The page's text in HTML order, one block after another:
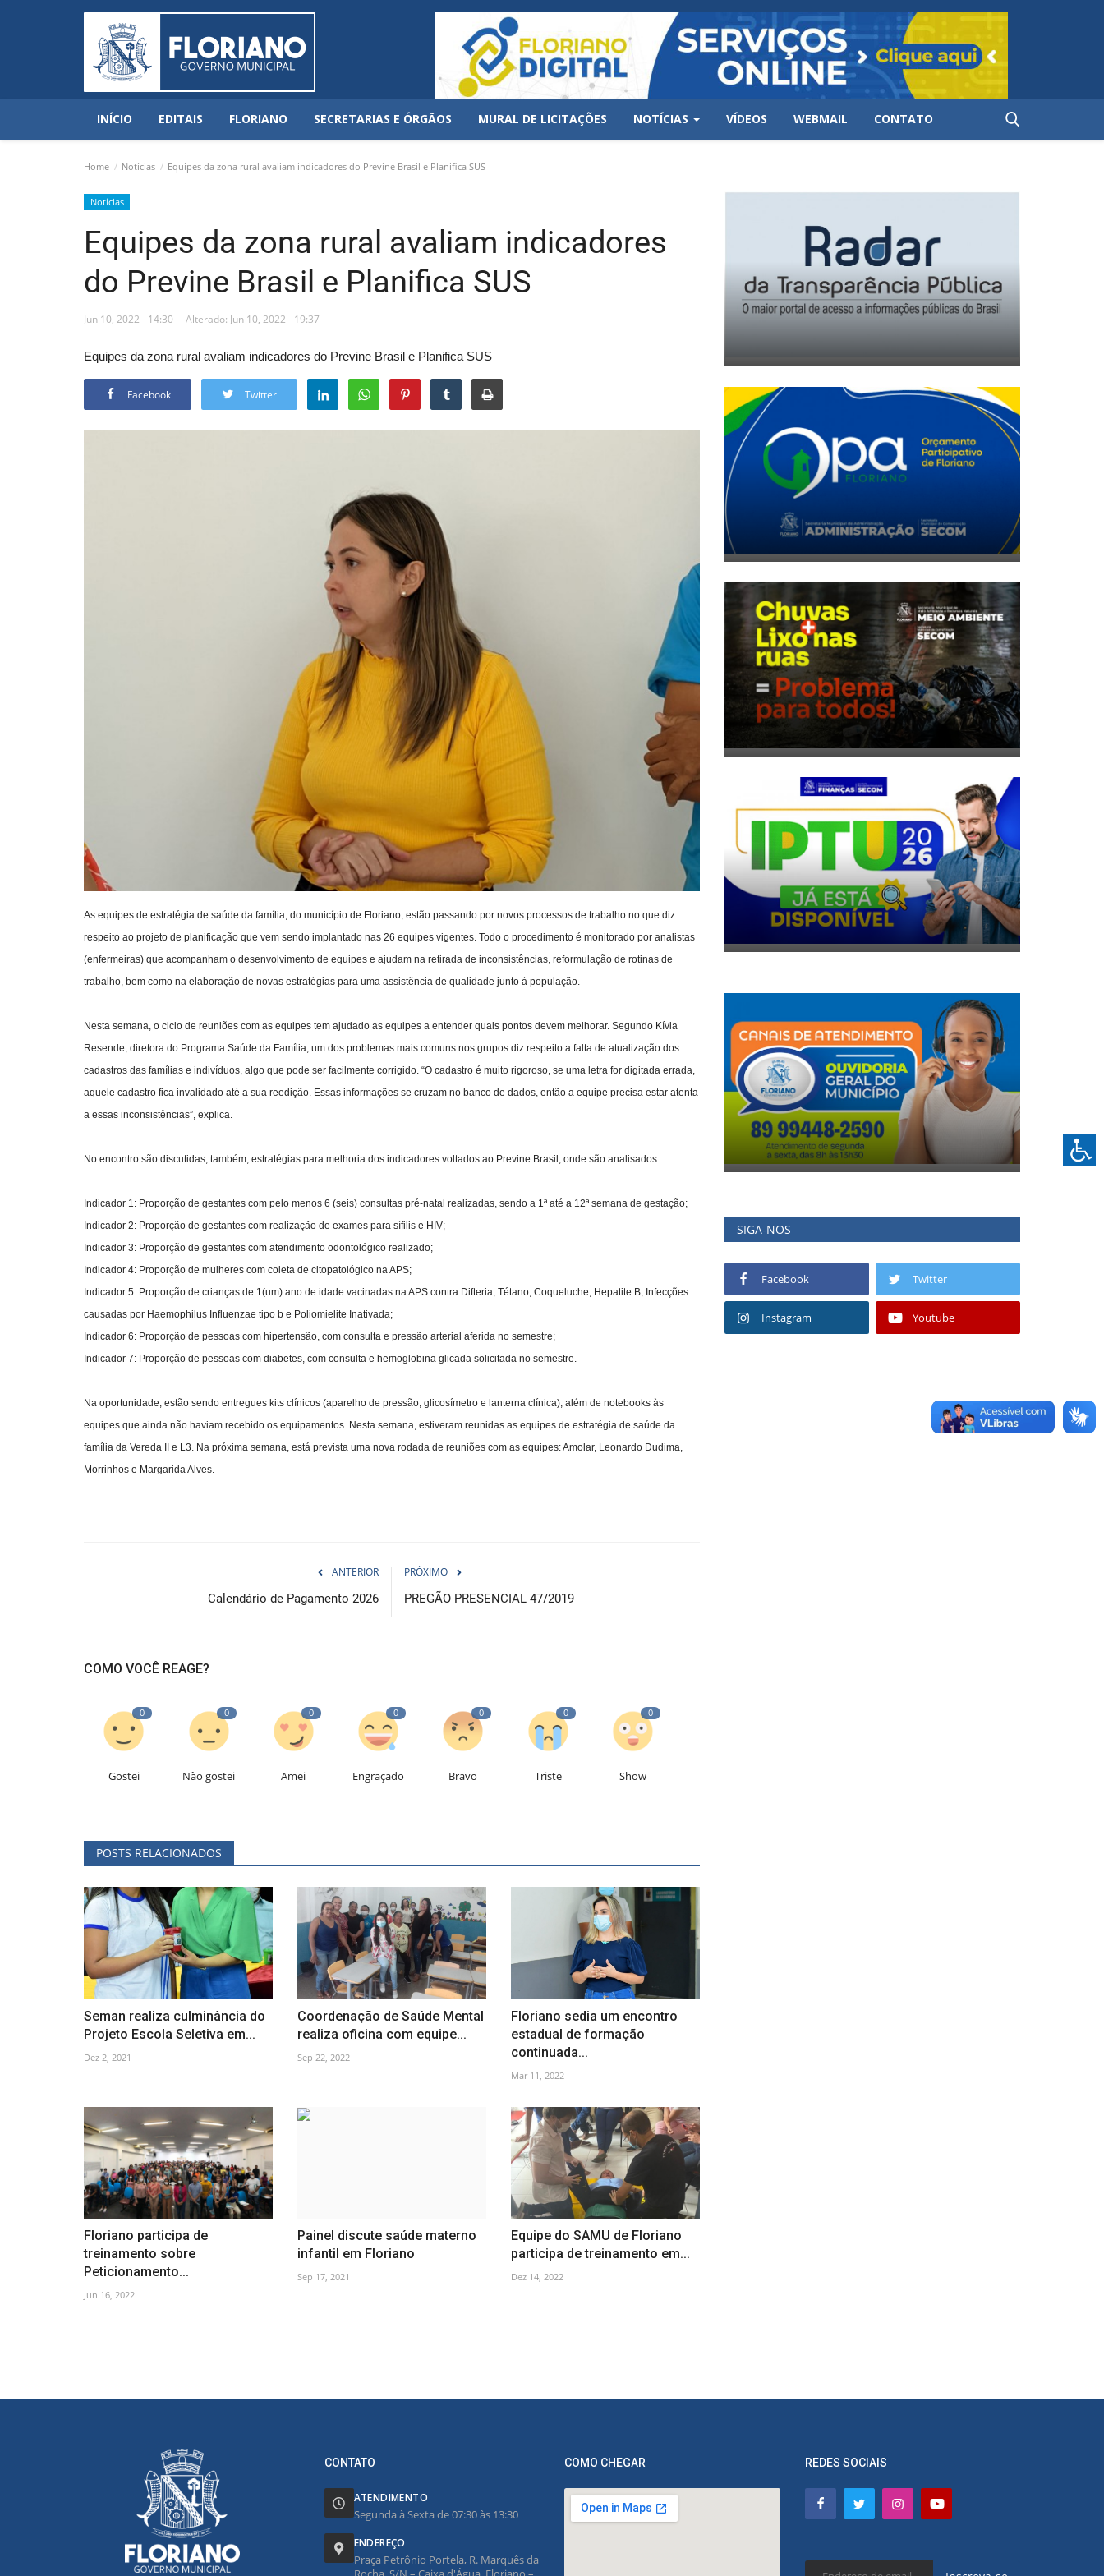
INÍCIO EDITAIS FLORIANO SECRETARIAS E ÓRGÃOS MURAL DE LICITAÇÕES NOTÍCIAS VÍDEOS WEBMAIL CONTATO
Home Notícias Equipes da zona rural avaliam indicadores do Previne Brasil e Planifica SUS
Notícias
Equipes da zona rural avaliam indicadores
do Previne Brasil e Planifica SUS
Jun 10, 2022 - 14:30 Alterado: Jun 10, 2022 - 19:37
Equipes da zona rural avaliam indicadores do Previne Brasil e Planifica SUS
Facebook Twitter
As equipes de estratégia de saúde da família, do município de Floriano, estão passando por novos processos de trabalho no que diz
respeito ao projeto de planificação que vem sendo implantado nas 26 equipes vigentes. Todo o procedimento é monitorado por analistas
(enfermeiras) que acompanham o desenvolvimento de equipes e ajudam na retirada de inconsistências, reformulação de rotinas de
trabalho, bem como na elaboração de novas estratégias para uma assistência de qualidade junto à população.
Nesta semana, o ciclo de reuniões com as equipes tem ajudado as equipes a entender quais pontos devem melhorar. Segundo Kívia
Resende, diretora do Programa Saúde da Família, um dos problemas mais comuns nos grupos diz respeito a falta de atualização dos
cadastros das famílias e indivíduos, algo que pode ser facilmente corrigido. “O cadastro é muito rigoroso, se uma letra for digitada errada,
aquele cadastro fica invalidado até a sua reedição. Essas informações se cruzam no banco de dados, então a equipe precisa estar atenta
a essas inconsistências”, explica.
No encontro são discutidas, também, estratégias para melhoria dos indicadores voltados ao Previne Brasil, onde são analisados:
Indicador 1: Proporção de gestantes com pelo menos 6 (seis) consultas pré-natal realizadas, sendo a 1ª até a 12ª semana de gestação;
Indicador 2: Proporção de gestantes com realização de exames para sífilis e HIV;
Indicador 3: Proporção de gestantes com atendimento odontológico realizado;
Indicador 4: Proporção de mulheres com coleta de citopatológico na APS;
Indicador 5: Proporção de crianças de 1(um) ano de idade vacinadas na APS contra Difteria, Tétano, Coqueluche, Hepatite B, Infecções
causadas por Haemophilus Influenzae tipo b e Poliomielite Inativada;
Indicador 6: Proporção de pessoas com hipertensão, com consulta e pressão arterial aferida no semestre;
Indicador 7: Proporção de pessoas com diabetes, com consulta e hemoglobina glicada solicitada no semestre.
Na oportunidade, estão sendo entregues kits clínicos (aparelho de pressão, glicosímetro e lanterna clínica), além de notebooks às
equipes que ainda não haviam recebido os equipamentos. Nesta semana, estiveram reunidas as equipes de estratégia de saúde da
família da Vereda II e L3. Na próxima semana, está prevista uma nova rodada de reuniões com as equipes: Amolar, Leonardo Dudima,
Morrinhos e Margarida Alves.
ANTERIOR
Calendário de Pagamento 2026
PRÓXIMO
PREGÃO PRESENCIAL 47/2019
COMO VOCÊ REAGE?
0
Gostei
0
Não gostei
0
Amei
0
Engraçado
0
Bravo
0
Triste
0
Show
POSTS RELACIONADOS
Seman realiza culminância do
Projeto Escola Seletiva em...
Dez 2, 2021
Coordenação de Saúde Mental
realiza oficina com equipe...
Sep 22, 2022
Floriano sedia um encontro
estadual de formação
continuada...
Mar 11, 2022
Floriano participa de
treinamento sobre
Peticionamento...
Jun 16, 2022
Painel discute saúde materno
infantil em Floriano
Sep 17, 2021
Equipe do SAMU de Floriano
participa de treinamento em...
Dez 14, 2022
SIGA-NOS
Facebook Twitter
Instagram Youtube
CONTATO
ATENDIMENTO
Segunda à Sexta de 07:30 às 13:30
ENDEREÇO
Praça Petrônio Portela, R. Marquês da
COMO CHEGAR REDES SOCIAIS